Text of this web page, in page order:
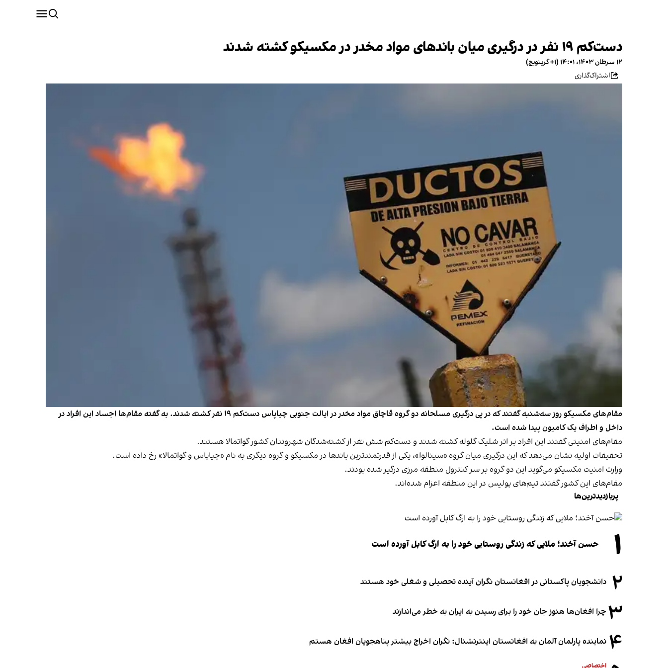
دست‌کم ۱۹ نفر در درگیری میان باندهای مواد مخدر در مکسیکو کشته شدند
۱۲ سرطان ۱۴۰۳، ۱۴:۰۱ (‎+۱ گرینویچ)
اشتراک‌گذاری
مقام‌های مکسیکو روز سه‌شنبه گفتند که در پی درگیری مسلحانه دو گروه قاچاق مواد مخدر در ایالت جنوبی چیاپاس دست‌کم ۱۹ نفر کشته شدند. به گفته مقام‌ها اجساد این افراد در
داخل و اطراف یک کامیون پیدا شده است.
مقام‌های امنیتی گفتند این افراد بر اثر شلیک گلوله کشته شدند و دست‌کم شش نفر از کشته‌شدگان شهروندان کشور گواتمالا هستند.
تحقیقات اولیه نشان می‌دهد که این درگیری میان گروه «سینالوا»، یکی از قدرتمندترین باندها در مکسیکو و گروه دیگری به نام «چیاپاس و گواتمالا» رخ داده است.
وزارت امنیت مکسیکو می‌گوید این دو گروه بر سر کنترول منطقه مرزی درگیر شده‌ بودند.
مقام‌های این کشور گفتند تیم‌های پولیس در این منطقه اعزام شده‌اند.
پربازدیدترین‌ها
۱ حسن آخند؛ ملایی که زندگی روستایی خود را به ارگ کابل آورده است
۲ دانشجویان پاکستانی در افغانستان نگران آینده تحصیلی و شغلی خود هستند
۳ چرا افغان‌ها هنوز جان خود را برای رسیدن به ایران به خطر می‌اندازند
۴ نماینده پارلمان آلمان به افغانستان اینترنشنال: نگران اخراج بیشتر پناهجویان افغان هستم
اختصاصی